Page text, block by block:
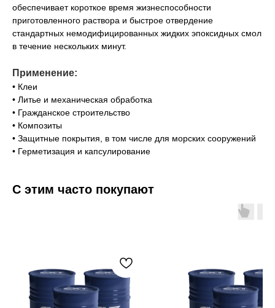
обеспечивает короткое время жизнеспособности
приготовленного раствора и быстрое отвердение
стандартных немодифицированных жидких эпоксидных смол
в течение нескольких минут.
Применение:
• Клеи
• Литье и механическая обработка
• Гражданское строительство
• Композиты
• Защитные покрытия, в том числе для морских сооружений
• Герметизация и капсулирование
С этим часто покупают